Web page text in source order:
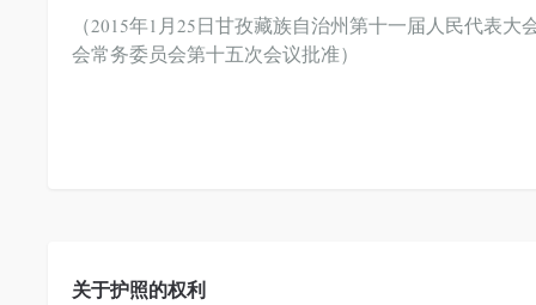
（2015年1月25日甘孜藏族自治州第十一届人民代表
会常务委员会第十五次会议批准）
关于护照的权利